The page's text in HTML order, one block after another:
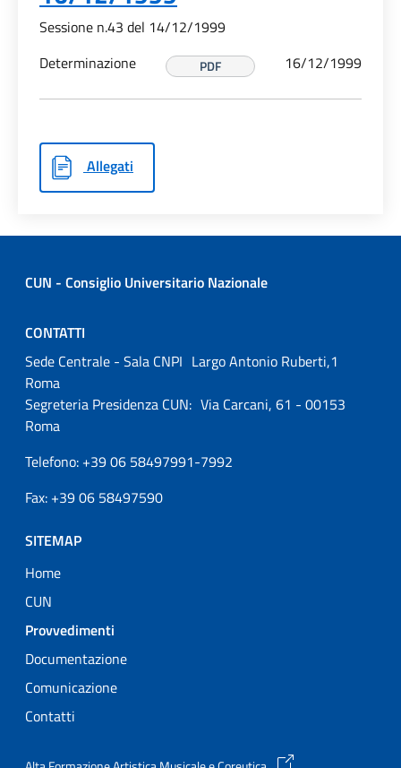
Sessione n.43 del 14/12/1999
Determinazione
PDF 16/12/1999
Allegati
CUN - Consiglio Universitario Nazionale
CONTATTI
Sede Centrale - Sala CNPI Largo Antonio Ruberti,1
Roma
Segreteria Presidenza CUN: Via Carcani, 61 - 00153
Roma
Telefono: +39 06 58497991-7992
Fax: +39 06 58497590
SITEMAP
Home
CUN
Provvedimenti
Documentazione
Comunicazione
Contatti